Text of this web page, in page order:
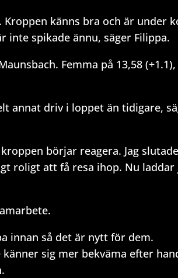
känns bra och är under
spikade ännu, säger Filippa.
Femma på 13,58
annat driv i loppet än tidigare,
börjar reagera. Jag
roligt att få resa ihop. Nu
innan så det är nytt för dem.
sig mer bekväma efter